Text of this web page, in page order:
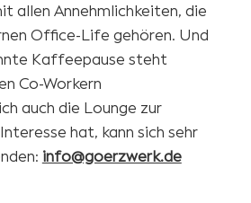
allen Annehmlichkeiten, die
Office-Life gehören. Und
Kaffeepause steht
Co-Workern
auch die Lounge zur
hat, kann sich sehr
info@goerzwerk.de